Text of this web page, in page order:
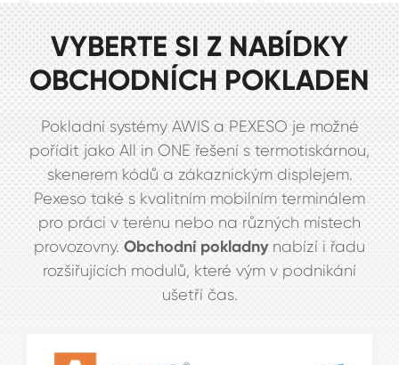
VYBERTE SI Z NABÍDKY
OBCHODNÍCH POKLADEN
Pokladní systémy AWIS a PEXESO je možné
pořídit jako All in ONE řešení s termotiskárnou,
skenerem kódů a zákaznickým displejem.
Pexeso také s kvalitním mobilním terminálem
pro práci v terénu nebo na různých místech
provozovny. Obchodní pokladnynabízí i řadu
rozšiřujících modulů, které vým v podnikání
ušetří čas.